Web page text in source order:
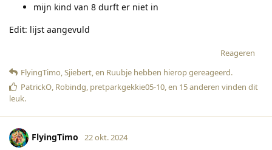
mijn kind van 8 durft er niet in
Edit: lijst aangevuld
Reageren
FlyingTimo,Sjiebert, en Ruubje hebben hierop gereageerd.
PatrickO, Robindg, pretparkgekkie05-10, en 15anderen vinden dit
leuk.
FlyingTimo 22 okt. 2024